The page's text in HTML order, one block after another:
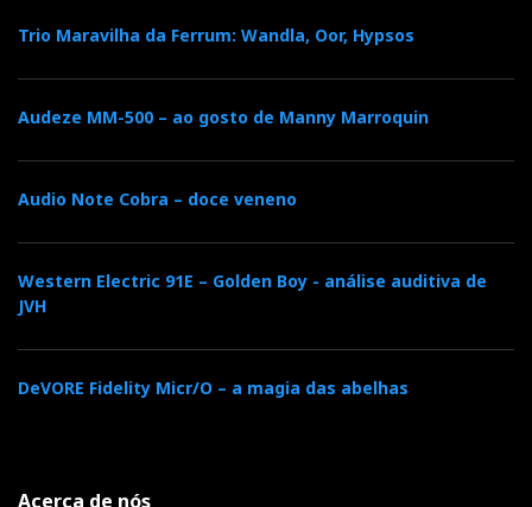
Trio Maravilha da Ferrum: Wandla, Oor, Hypsos
Audeze MM-500 – ao gosto de Manny Marroquin
Audio Note Cobra – doce veneno
Western Electric 91E – Golden Boy - análise auditiva de
JVH
DeVORE Fidelity Micr/O – a magia das abelhas
Acerca de nós